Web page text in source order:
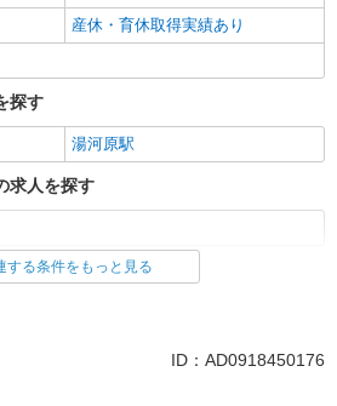
産休・育休取得実績あり
探す
湯河原駅
求人を探す
駅の求人を探す
する条件をもっと見る
ID：AD0918450176